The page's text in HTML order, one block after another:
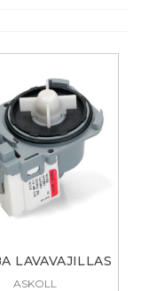
LAVAVAJILLAS
ASKOLL